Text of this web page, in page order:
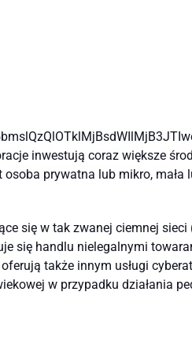
inwestują coraz większe
prywatna lub mikro, mała
się w tak zwanej ciemnej sieci
się handlu nielegalnymi
także innym usługi
w przypadku działania